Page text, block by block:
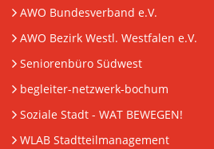
AWO Bundesverband e.V.
AWO Bezirk Westl. Westfalen e.V.
Seniorenbüro Südwest
begleiter-netzwerk-bochum
Soziale Stadt - WAT BEWEGEN!
WLAB Stadtteilmanagement